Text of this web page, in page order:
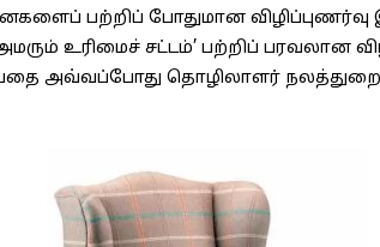
பற்றிப் போதுமான
உரிமைச் சட்டம்’ பற்றிப் பரவலான
அவ்வப்போது தொழிலாளர் நலத்துறை